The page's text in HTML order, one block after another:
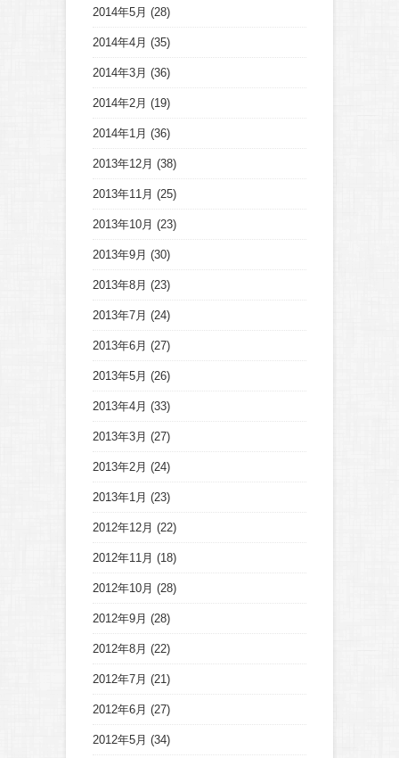
2014年5月 (28)
2014年4月 (35)
2014年3月 (36)
2014年2月 (19)
2014年1月 (36)
2013年12月 (38)
2013年11月 (25)
2013年10月 (23)
2013年9月 (30)
2013年8月 (23)
2013年7月 (24)
2013年6月 (27)
2013年5月 (26)
2013年4月 (33)
2013年3月 (27)
2013年2月 (24)
2013年1月 (23)
2012年12月 (22)
2012年11月 (18)
2012年10月 (28)
2012年9月 (28)
2012年8月 (22)
2012年7月 (21)
2012年6月 (27)
2012年5月 (34)